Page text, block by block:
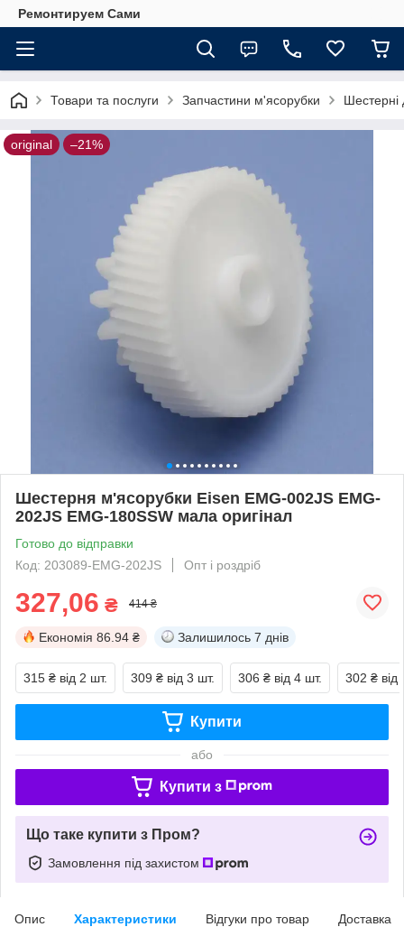
Ремонтируем Сами
Товари та послуги Запчастини м'ясорубки Шестерні
original –21%
Шестерня м'ясорубки Eisen EMG-002JS EMG-
202JS EMG-180SSW мала оригінал
Готово до відправки
Код: 203089-EMG-202JS
Опт і роздріб
327,06 ₴ 414 ₴
Економія 86.94 ₴ Залишилось 7 днів
315 ₴ від 2 шт. 309 ₴ від 3 шт. 306 ₴ від 4 шт. 302 ₴ від
Купити
або
Купити з
Що таке купити з Пром?
Замовлення під захистом
Опис Характеристики Відгуки про товар Доставка